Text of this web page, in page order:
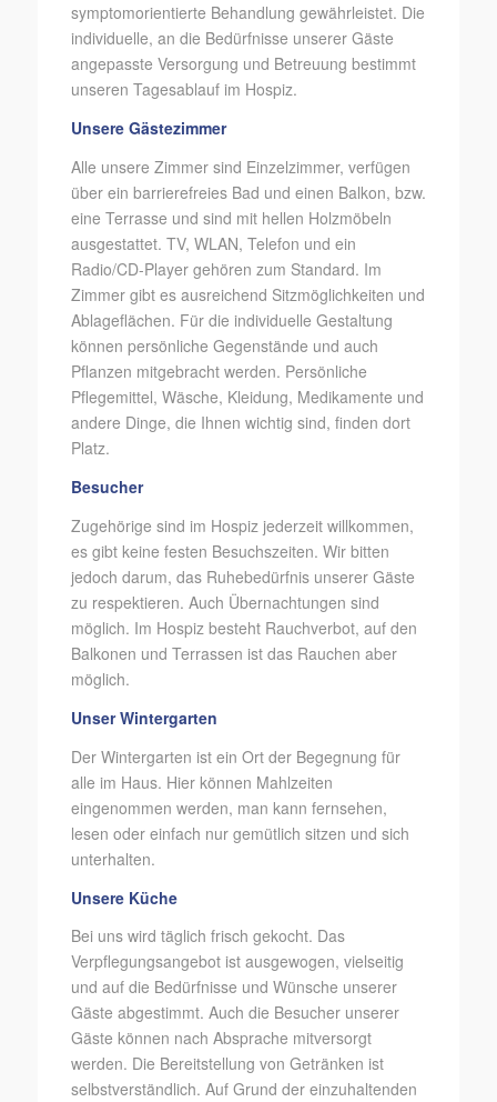
symptomorientierte Behandlung gewährleistet. Die
individuelle, an die Bedürfnisse unserer Gäste
angepasste Versorgung und Betreuung bestimmt
unseren Tagesablauf im Hospiz.
Unsere Gästezimmer
Alle unsere Zimmer sind Einzelzimmer, verfügen
über ein barrierefreies Bad und einen Balkon, bzw.
eine Terrasse und sind mit hellen Holzmöbeln
ausgestattet. TV, WLAN, Telefon und ein
Radio/CD-Player gehören zum Standard. Im
Zimmer gibt es ausreichend Sitzmöglichkeiten und
Ablageflächen. Für die individuelle Gestaltung
können persönliche Gegenstände und auch
Pflanzen mitgebracht werden. Persönliche
Pflegemittel, Wäsche, Kleidung, Medikamente und
andere Dinge, die Ihnen wichtig sind, finden dort
Platz.
Besucher
Zugehörige sind im Hospiz jederzeit willkommen,
es gibt keine festen Besuchszeiten. Wir bitten
jedoch darum, das Ruhebedürfnis unserer Gäste
zu respektieren. Auch Übernachtungen sind
möglich. Im Hospiz besteht Rauchverbot, auf den
Balkonen und Terrassen ist das Rauchen aber
möglich.
Unser Wintergarten
Der Wintergarten ist ein Ort der Begegnung für
alle im Haus. Hier können Mahlzeiten
eingenommen werden, man kann fernsehen,
lesen oder einfach nur gemütlich sitzen und sich
unterhalten.
Unsere Küche
Bei uns wird täglich frisch gekocht. Das
Verpflegungsangebot ist ausgewogen, vielseitig
und auf die Bedürfnisse und Wünsche unserer
Gäste abgestimmt. Auch die Besucher unserer
Gäste können nach Absprache mitversorgt
werden. Die Bereitstellung von Getränken ist
selbstverständlich. Auf Grund der einzuhaltenden